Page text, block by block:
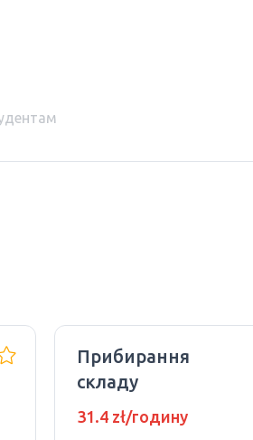
Прибирання
складу
31.4 zł/годину